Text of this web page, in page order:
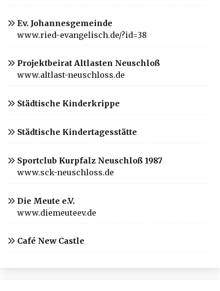
Ev. Johannesgemeinde
www.ried-evangelisch.de/?id=38
Projektbeirat Altlasten Neuschloß
www.altlast-neuschloss.de
Städtische Kinderkrippe
Städtische Kindertagesstätte
Sportclub Kurpfalz Neuschloß 1987
www.sck-neuschloss.de
Die Meute e.V.
www.diemeuteev.de
Café New Castle